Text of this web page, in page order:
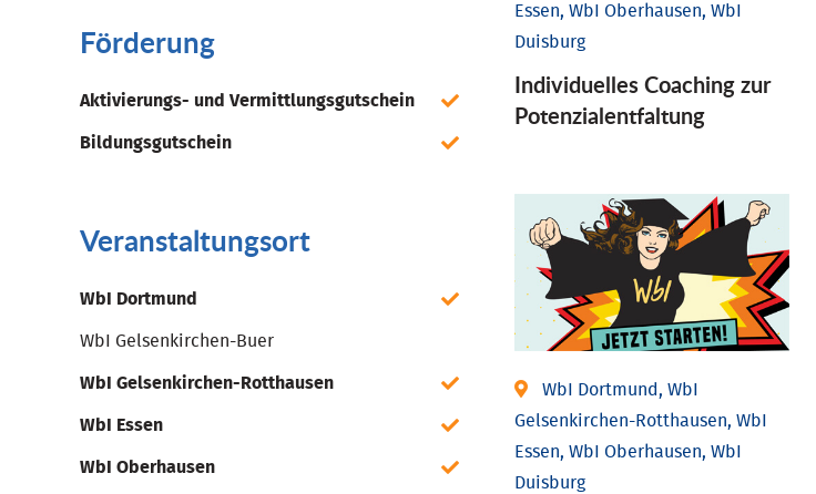
Förderung
Aktivierungs- und Vermittlungsgutschein
Bildungsgutschein
Veranstaltungsort
WbI Dortmund
WbI Gelsenkirchen-Buer
WbI Gelsenkirchen-Rotthausen
WbI Essen
WbI Oberhausen
Essen, WbI Oberhausen, WbI
Duisburg
Individuelles Coaching zur
Potenzialentfaltung
WbI Dortmund, WbI
Gelsenkirchen-Rotthausen, WbI
Essen, WbI Oberhausen, WbI
Duisburg